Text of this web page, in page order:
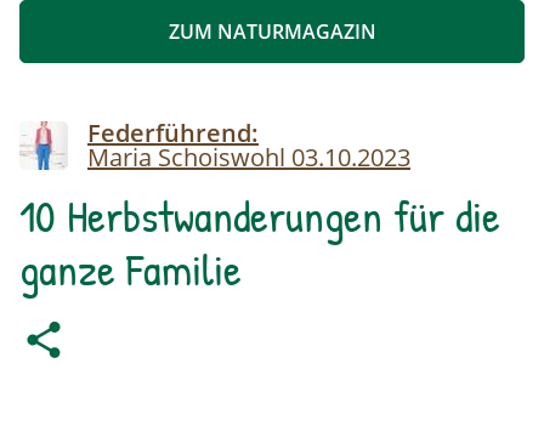
ZUM NATURMAGAZIN
ImageFederführend:
Maria Schoiswohl 03.10.2023
10 Herbstwanderungen für die
ganze Familie